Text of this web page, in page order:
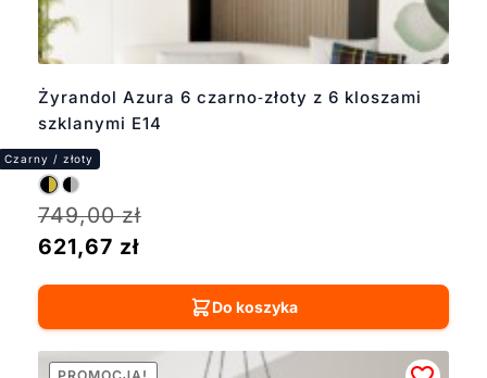
Żyrandol Azura 6 czarno‑złoty z 6 kloszami
szklanymi E14
749,00zł
621,67 zł
Do koszyka